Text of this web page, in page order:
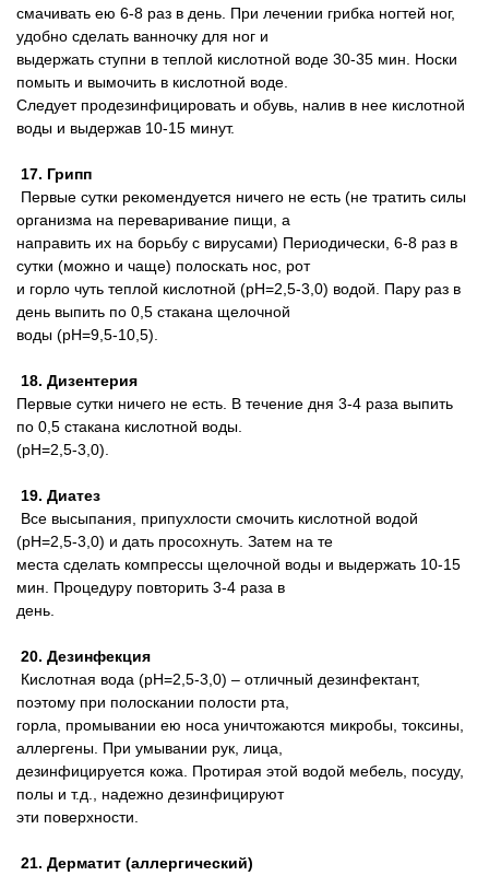
смачивать ею 6-8 раз в день. При лечении грибка ногтей ног,
удобно сделать ванночку для ног и
выдержать ступни в теплой кислотной воде 30-35 мин. Носки
помыть и вымочить в кислотной воде.
Следует продезинфицировать и обувь, налив в нее кислотной
воды и выдержав 10-15 минут.
17. Грипп
Первые сутки рекомендуется ничего не есть (не тратить силы
организма на переваривание пищи, а
направить их на борьбу с вирусами) Периодически, 6-8 раз в
сутки (можно и чаще) полоскать нос, рот
и горло чуть теплой кислотной (pH=2,5-3,0) водой. Пару раз в
день выпить по 0,5 стакана щелочной
воды (pH=9,5-10,5).
18. Дизентерия
Первые сутки ничего не есть. В течение дня 3-4 раза выпить
по 0,5 стакана кислотной воды.
(pH=2,5-3,0).
19. Диатез
Все высыпания, припухлости смочить кислотной водой
(pH=2,5-3,0) и дать просохнуть. Затем на те
места сделать компрессы щелочной воды и выдержать 10-15
мин. Процедуру повторить 3-4 раза в
день.
20. Дезинфекция
Кислотная вода (pH=2,5-3,0) – отличный дезинфектант,
поэтому при полоскании полости рта,
горла, промывании ею носа уничтожаются микробы, токсины,
аллергены. При умывании рук, лица,
дезинфицируется кожа. Протирая этой водой мебель, посуду,
полы и т.д., надежно дезинфицируют
эти поверхности.
21. Дерматит (аллергический)